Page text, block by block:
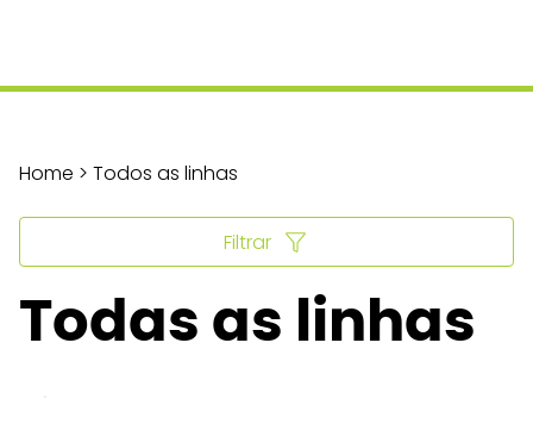
Todas as linhas
Home > Todos as linhas
Filtrar